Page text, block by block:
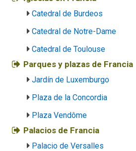
Catedral de Burdeos
Catedral de Notre-Dame
Catedral de Toulouse
Parques y plazas de Francia
Jardín de Luxemburgo
Plaza de la Concordia
Plaza Vendôme
Palacios de Francia
Palacio de Versalles